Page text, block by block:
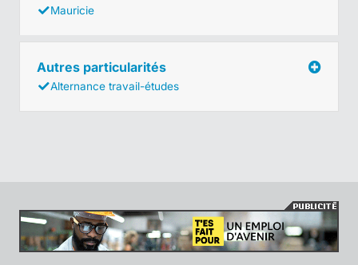
Mauricie
Autres particularités
Alternance travail-études